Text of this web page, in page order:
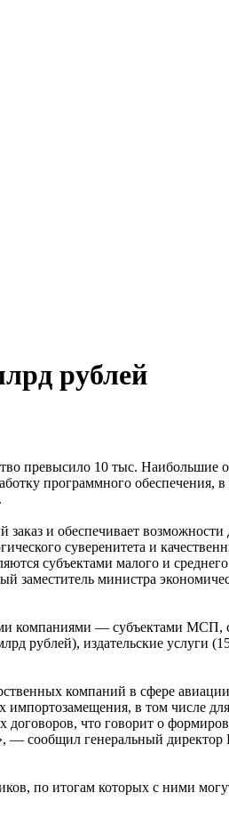
рублей
превысило 10 тыс. Наибольшие
программного обеспечения,
и обеспечивает возможности
суверенитета и
субъектами малого и
министра
компаниями — субъектами МСП,
рублей), издательские услуги
компаний в сфере
импортозамещения, в том числе
что говорит о
— сообщил генеральный
по итогам которых с ними